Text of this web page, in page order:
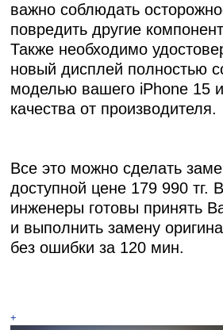
важно соблюдать
повредить другие
Также необходимо
новый дисплей полностью
моделью вашего iPhone 15
качества от производителя.
Все это можно сделать
доступной цене 179 990 тг.
инженеры готовы принять
и выполнить замену
без ошибки за 120 мин.
+